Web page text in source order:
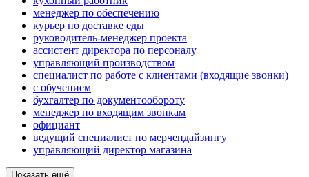
менеджер по обеспечению
курьер по доставке еды
руководитель-менеджер проекта
ассистент директора по персоналу
управляющий производством
специалист по работе с клиентами (входящие звонки)
с обучением
бухгалтер по документообороту
менеджер по входящим звонкам
официант
ведущий специалист по мерчендайзингу
управляющий директор магазина
Показать ещё